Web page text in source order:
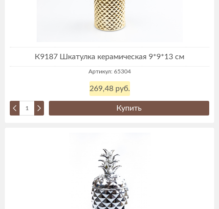
К9187 Шкатулка керамическая 9*9*13 см
Артикул: 65304
269,48 руб.
Купить